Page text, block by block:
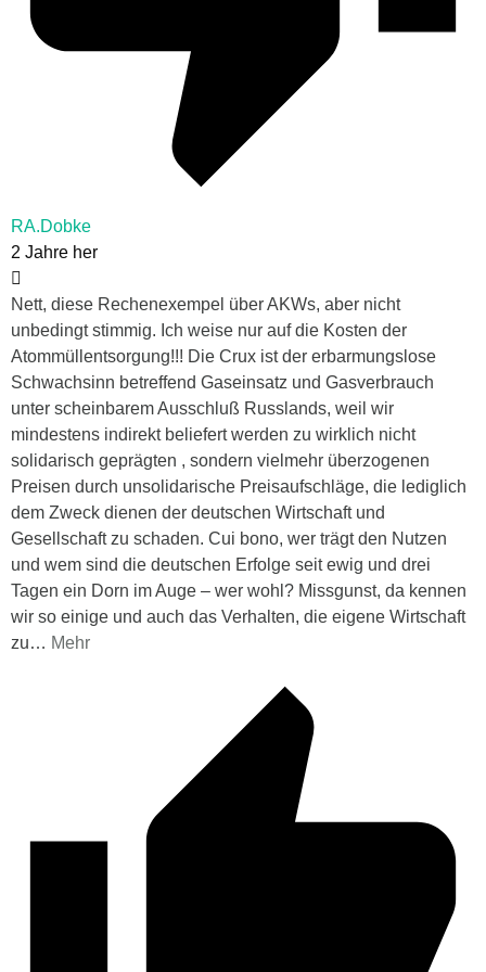
RA.Dobke
2 Jahre her
Nett, diese Rechenexempel über AKWs, aber nicht
unbedingt stimmig. Ich weise nur auf die Kosten der
Atommüllentsorgung!!! Die Crux ist der erbarmungslose
Schwachsinn betreffend Gaseinsatz und Gasverbrauch
unter scheinbarem Ausschluß Russlands, weil wir
mindestens indirekt beliefert werden zu wirklich nicht
solidarisch geprägten , sondern vielmehr überzogenen
Preisen durch unsolidarische Preisaufschläge, die lediglich
dem Zweck dienen der deutschen Wirtschaft und
Gesellschaft zu schaden. Cui bono, wer trägt den Nutzen
und wem sind die deutschen Erfolge seit ewig und drei
Tagen ein Dorn im Auge – wer wohl? Missgunst, da kennen
wir so einige und auch das Verhalten, die eigene Wirtschaft
zu… Mehr